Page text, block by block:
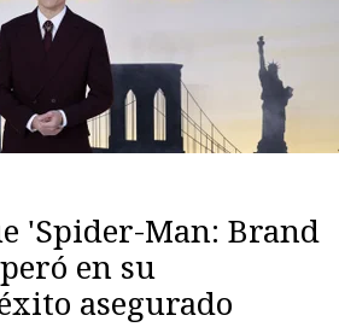
'Spider-Man: Brand
en su
asegurado